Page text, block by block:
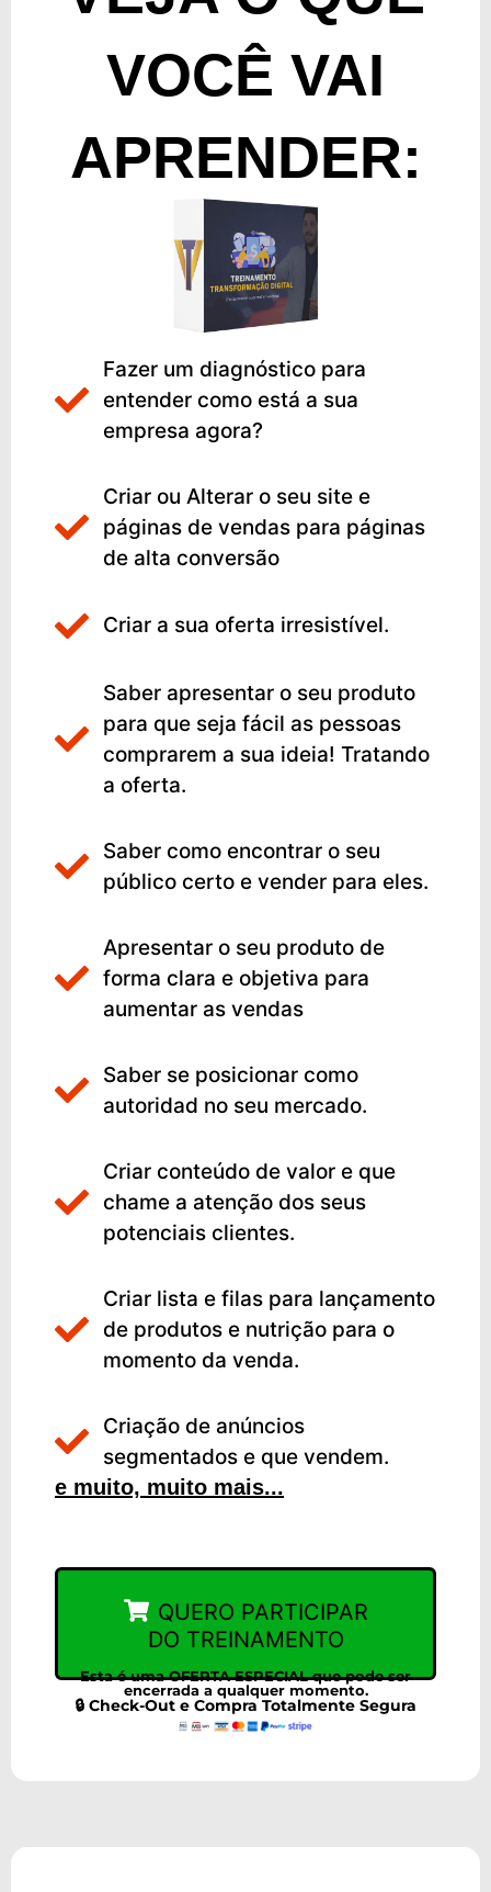
VOCÊ VAI
APRENDER:
Fazer um diagnóstico para
entender como está a sua
empresa agora?
Criar ou Alterar o seu site e
páginas de vendas para páginas
de alta conversão
Criar a sua oferta irresistível.
Saber apresentar o seu produto
para que seja fácil as pessoas
comprarem a sua ideia! Tratando
a oferta.
Saber como encontrar o seu
público certo e vender para eles.
Apresentar o seu produto de
forma clara e objetiva para
aumentar as vendas
Saber se posicionar como
autoridad no seu mercado.
Criar conteúdo de valor e que
chame a atenção dos seus
potenciais clientes.
Criar lista e filas para lançamento
de produtos e nutrição para o
momento da venda.
Criação de anúncios
segmentados e que vendem.
e muito, muito mais...
QUERO PARTICIPAR
DO TREINAMENTO
Esta é uma OFERTA ESPECIAL que pode ser
encerrada a qualquer momento.
🔒 Check-Out e Compra Totalmente Segura